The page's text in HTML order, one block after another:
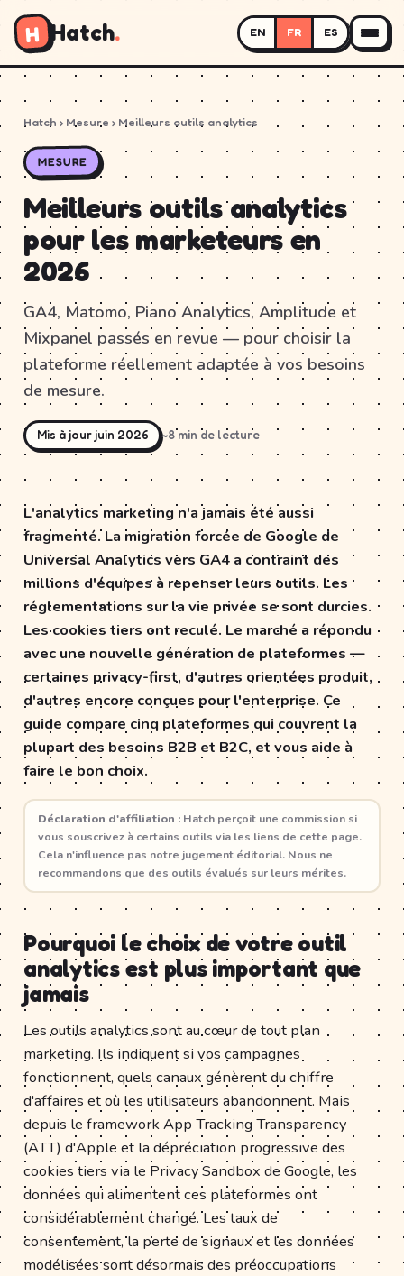
H Hatch. EN FR ES
Hatch › Mesure › Meilleurs outils analytics
MESURE
Meilleurs outils analytics
pour les marketeurs en
2026
GA4, Matomo, Piano Analytics, Amplitude et
Mixpanel passés en revue — pour choisir la
plateforme réellement adaptée à vos besoins
de mesure.
Mis à jour juin 2026 ~8 min de lecture
L'analytics marketing n'a jamais été aussi
fragmenté. La migration forcée de Google de
Universal Analytics vers GA4 a contraint des
millions d'équipes à repenser leurs outils. Les
réglementations sur la vie privée se sont durcies.
Les cookies tiers ont reculé. Le marché a répondu
avec une nouvelle génération de plateformes —
certaines privacy-first, d'autres orientées produit,
d'autres encore conçues pour l'enterprise. Ce
guide compare cinq plateformes qui couvrent la
plupart des besoins B2B et B2C, et vous aide à
faire le bon choix.
Déclaration d'affiliation : Hatch perçoit une commission si
vous souscrivez à certains outils via les liens de cette page.
Cela n'influence pas notre jugement éditorial. Nous ne
recommandons que des outils évalués sur leurs mérites.
Pourquoi le choix de votre outil
analytics est plus important que
jamais
Les outils analytics sont au cœur de tout plan
marketing. Ils indiquent si vos campagnes
fonctionnent, quels canaux génèrent du chiffre
d'affaires et où les utilisateurs abandonnent. Mais
depuis le framework App Tracking Transparency
(ATT) d'Apple et la dépréciation progressive des
cookies tiers via le Privacy Sandbox de Google, les
données qui alimentent ces plateformes ont
considérablement changé. Les taux de
consentement, la perte de signaux et les données
modélisées sont désormais des préoccupations